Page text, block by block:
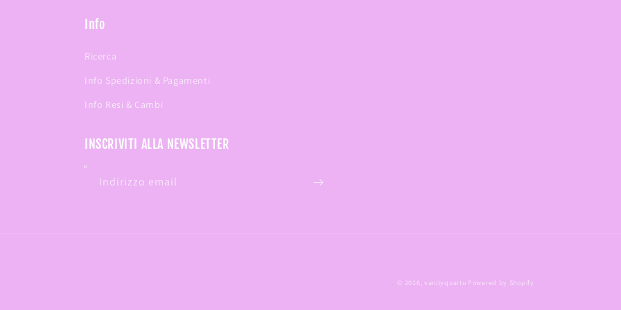
Info
Ricerca
Info Spedizioni & Pagamenti
Info Resi & Cambi
INSCRIVITI ALLA NEWSLETTER
Indirizzo email
© 2026, vanityquartu Powered by Shopify